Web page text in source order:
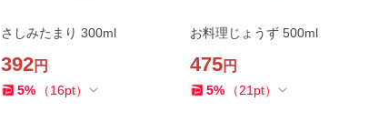
さしみたまり 300ml
392円
5% （16pt）
お料理じょうず 500ml
475円
5% （21 pt）